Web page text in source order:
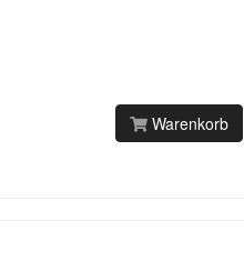
Warenkorb